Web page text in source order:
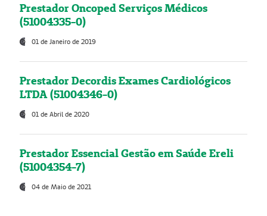
Prestador Oncoped Serviços Médicos
(51004335-0)
01 de Janeiro de 2019
Prestador Decordis Exames Cardiológicos
LTDA (51004346-0)
01 de Abril de 2020
Prestador Essencial Gestão em Saúde Ereli
(51004354-7)
04 de Maio de 2021